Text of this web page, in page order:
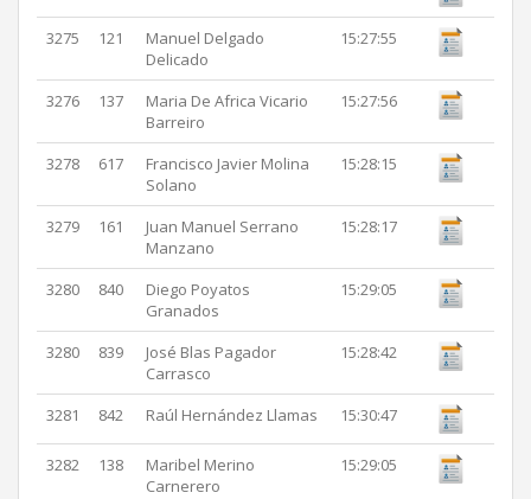
3275 121
Manuel Delgado
Delicado
15:27:55
3276 137
Maria De Africa Vicario
Barreiro
15:27:56
3278 617
Francisco Javier Molina
Solano
15:28:15
3279 161
Juan Manuel Serrano
Manzano
15:28:17
3280 840
Diego Poyatos
Granados
15:29:05
3280 839
José Blas Pagador
Carrasco
15:28:42
3281 842 Raúl Hernández Llamas 15:30:47
3282 138
Maribel Merino
Carnerero
15:29:05